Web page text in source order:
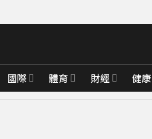
國際 體育 財經 健康